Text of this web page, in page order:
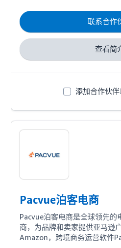
服务特色：
亚马逊双广告联合作战定制化
系统化诊断模型实现广告结构
的全面诊断；通过目标市场流
类长期稳定的亚马逊自然流量
年超强广告专家团队+AI 24小
则广告自动优化，打通亚马逊
自然搜索流量沉淀、广告费用
额、提升利润的终极目标。
联系合作
查看简
添加合作伙
Pacvue泊客电商
Pacvue泊客电商是全球领先的
商，为品牌和卖家提供亚马逊
Amazon，跨境商务运营软件